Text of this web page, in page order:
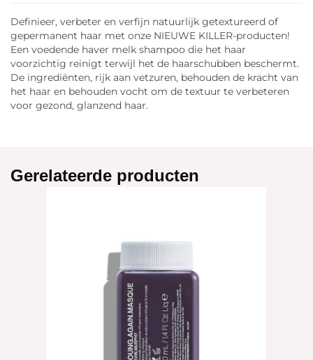
Definieer, verbeter en verfijn natuurlijk getextureerd of
gepermanent haar met onze NIEUWE KILLER-producten!
Een voedende haver melk shampoo die het haar
voorzichtig reinigt terwijl het de haarschubben beschermt.
De ingrediënten, rijk aan vetzuren, behouden de kracht van
het haar en behouden vocht om de textuur te verbeteren
voor gezond, glanzend haar.
Gerelateerde producten